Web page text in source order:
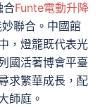
合Funte電動升降
聯合。中國館
，燈籠既代表光
國活著博會平臺
求繁華成長，配
師庭。